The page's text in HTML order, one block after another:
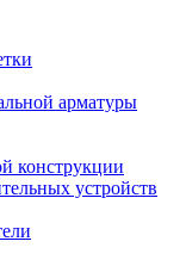
арматуры
конструкции
устройств